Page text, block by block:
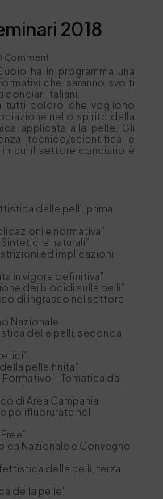
2018
Comment
ha in programma una
che saranno svolti
conciari italiani.
tutti coloro che vogliono
nello spirito della
applicata alla pelle. Gli
tecnico/scientifica e
cui il settore conciario è
delle pelli, prima
e normativa”
Sintetici e naturali”
ed implicazioni
in vigore definitiva”
dei biocidi sulle pelli”
di ingrasso nel settore
Nazionale
delle pelli, seconda
pelle finita”
– Tematica da
di Area Campania
polifluorurate nel
Nazionale e Convegno
delle pelli, terza
della pelle”